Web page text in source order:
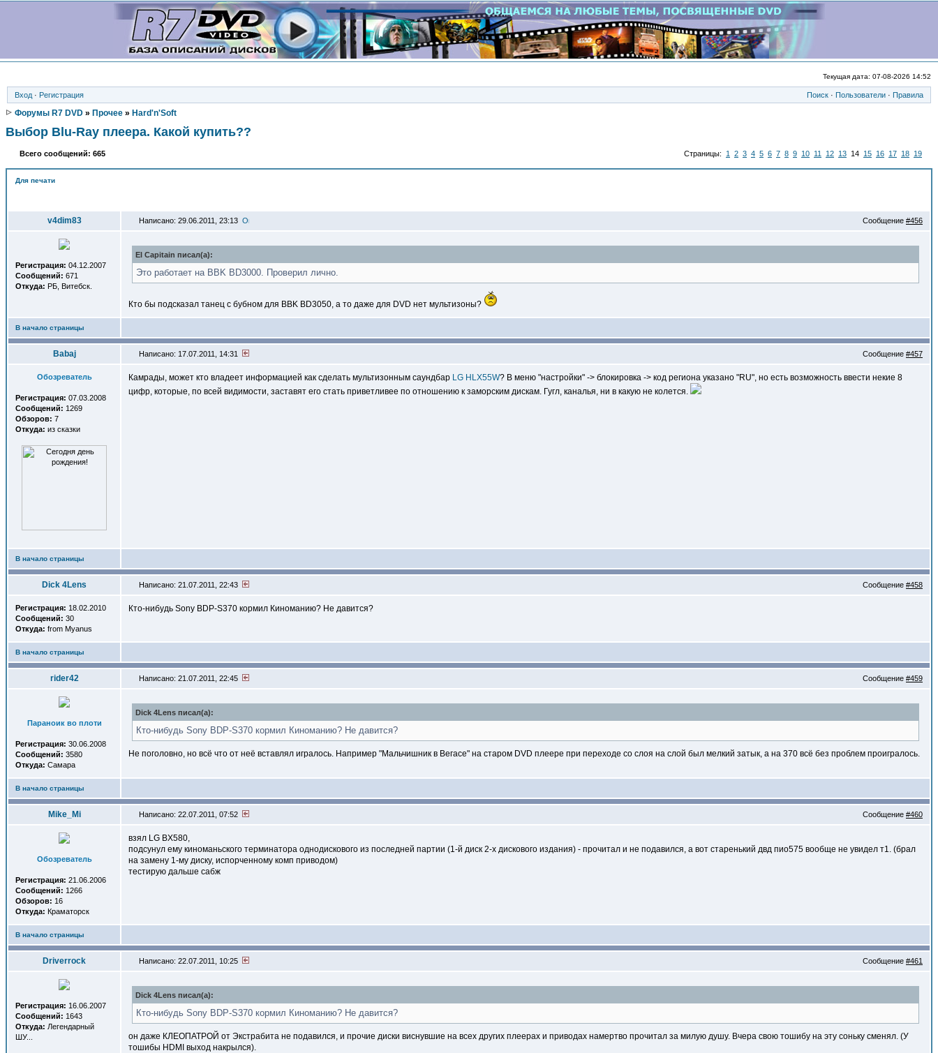
Текущая дата: 07-08-2026 14:52
Вход · Регистрация Поиск · Пользователи · Правила
Форумы R7 DVD » Прочее » Hard'n'Soft
Выбор Blu-Ray плеера. Какой купить??
Всего сообщений: 665 Страницы: 1 2 3 4 5 6 7 8 9 10 11 12 13 14 15 16 17 18 19
Для печати
v4dim83 Написано: 29.06.2011, 23:13 Сообщение #456
Регистрация: 04.12.2007
Сообщений: 671
Откуда: РБ, Витебск.
El Capitain писал(a):
Это работает на BBK BD3000. Проверил лично.
Кто бы подсказал танец с бубном для BBK BD3050, а то даже для DVD нет мультизоны?
В начало страницы
Babaj Написано: 17.07.2011, 14:31 Сообщение #457
Обозреватель
Регистрация: 07.03.2008
Сообщений: 1269
Обзоров: 7
Откуда: из сказки
Камрады, может кто владеет информацией как сделать мультизонным саундбар LG HLX55W? В меню "настройки" -> блокировка -> код региона указано "RU", но есть возможность ввести некие 8
цифр, которые, по всей видимости, заставят его стать приветливее по отношению к заморским дискам. Гугл, каналья, ни в какую не колется.
В начало страницы
Dick 4Lens Написано: 21.07.2011, 22:43 Сообщение #458
Регистрация: 18.02.2010
Сообщений: 30
Откуда: from Myanus
Кто-нибудь Sony BDP-S370 кормил Киноманию? Не давится?
В начало страницы
rider42 Написано: 21.07.2011, 22:45 Сообщение #459
Параноик во плоти
Регистрация: 30.06.2008
Сообщений: 3580
Откуда: Самара
Dick 4Lens писал(a):
Кто-нибудь Sony BDP-S370 кормил Киноманию? Не давится?
Не поголовно, но всё что от неё вставлял игралось. Например "Мальчишник в Вегасе" на старом DVD плеере при переходе со слоя на слой был мелкий затык, а на 370 всё без проблем проигралось.
В начало страницы
Mike_Mi Написано: 22.07.2011, 07:52 Сообщение #460
Обозреватель
Регистрация: 21.06.2006
Сообщений: 1266
Обзоров: 16
Откуда: Краматорск
взял LG BX580,
подсунул ему киноманьского терминатора однодискового из последней партии (1-й диск 2-х дискового издания) - прочитал и не подавился, а вот старенький двд пио575 вообще не увидел т1. (брал
на замену 1-му диску, испорченному комп приводом)
тестирую дальше сабж
В начало страницы
Driverrock Написано: 22.07.2011, 10:25 Сообщение #461
Регистрация: 16.06.2007
Сообщений: 1643
Откуда: Легендарный
ШУ...
Dick 4Lens писал(a):
Кто-нибудь Sony BDP-S370 кормил Киноманию? Не давится?
он даже КЛЕОПАТРОЙ от Экстрабита не подавился, и прочие диски виснувшие на всех других плеерах и приводах намертво прочитал за милую душу. Вчера свою тошибу на эту соньку сменял. (У
тошибы HDMI выход накрылся).